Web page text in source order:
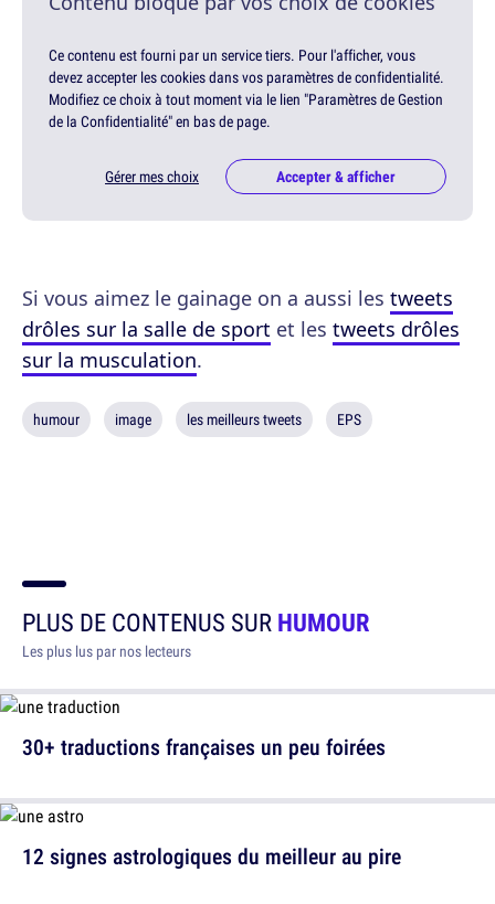
Ce contenu est fourni par un service tiers. Pour l'afficher, vous
devez accepter les cookies dans vos paramètres de confidentialité.
Modifiez ce choix à tout moment via le lien "Paramètres de Gestion
de la Confidentialité" en bas de page.
Gérer mes choix Accepter & afficher
Si vous aimez le gainage on a aussi les tweets
drôles sur la salle de sport et les tweets drôles
sur la musculation.
humour image les meilleurs tweets EPS
PLUS DE CONTENUS SURHUMOUR
Les plus lus par nos lecteurs
30+ traductions françaises un peu foirées
12 signes astrologiques du meilleur au pire